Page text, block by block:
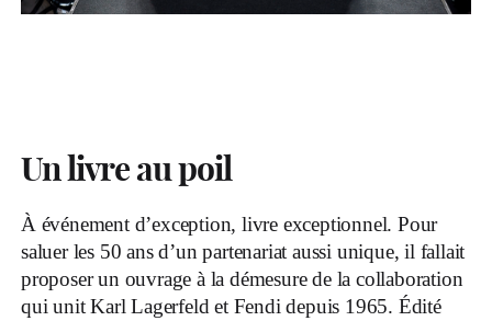
Un livre au poil
À événement d’exception, livre exceptionnel. Pour
saluer les 50 ans d’un partenariat aussi unique, il fallait
proposer un ouvrage à la démesure de la collaboration
qui unit Karl Lagerfeld et Fendi depuis 1965. Édité